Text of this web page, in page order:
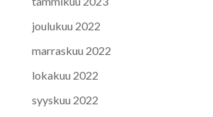
joulukuu 2022
marraskuu 2022
lokakuu 2022
syyskuu 2022